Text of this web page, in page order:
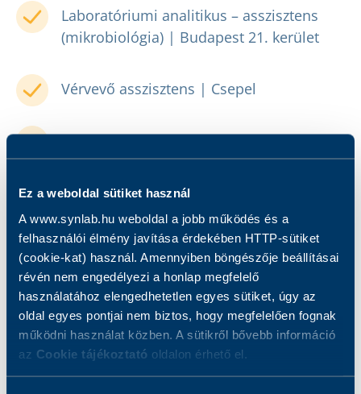
Ez a weboldal sütiket használ
A www.synlab.hu weboldal a jobb működés és a
felhasználói élmény javítása érdekében HTTP-sütiket
(cookie-kat) használ. Amennyiben böngészője beállításai
révén nem engedélyezi a honlap megfelelő
használatához elengedhetetlen egyes sütiket, úgy az
oldal egyes pontjai nem biztos, hogy megfelelően fognak
működni használat közben. A sütikről bővebb információ
az Cookie tájékoztató oldalon érhető el.
Laboratóriumi analitikus – asszisztens
(mikrobiológia) | Budapest 21. kerület
Vérvevő asszisztens | Csepel
Megbízásos vérvevő asszisztens |
Budapest magánvérvételi helyek
Megbízásos vérvevő asszisztens | Szt.
János Kórház